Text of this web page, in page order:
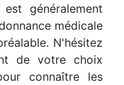
généralement
médicale
N'hésitez
de votre choix
connaître les